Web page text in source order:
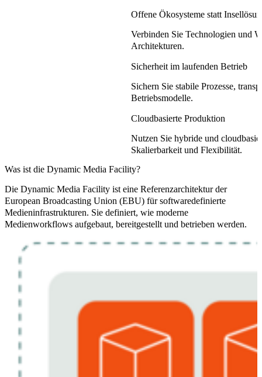
Offene Ökosysteme statt
Verbinden Sie Technologien und
Architekturen.
Sicherheit im laufenden Betrieb
Sichern Sie stabile Prozesse,
Betriebsmodelle.
Cloudbasierte Produktion
Nutzen Sie hybride und
Skalierbarkeit und Flexibilität.
Was ist die Dynamic Media Facility?
Die Dynamic Media Facility ist eine Referenzarchitektur der
European Broadcasting Union (EBU) für softwaredefinierte
Medieninfrastrukturen. Sie definiert, wie moderne
Medienworkflows aufgebaut, bereitgestellt und betrieben werden.